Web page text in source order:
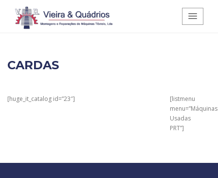
Vieira e Quádrios - Montagens e
Reparações de Máquinas Têxteis,
CARDAS
[huge_it_catalog id=”23″]
[listmenu
menu=”Máquinas
Usadas
PRT”]